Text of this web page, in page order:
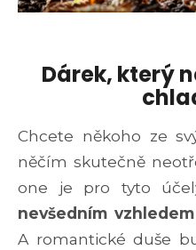
Dárek, který
Chcete někoho ze
něčím skutečně
one je pro tyto
nevšedním vzhledem
A romantické duše